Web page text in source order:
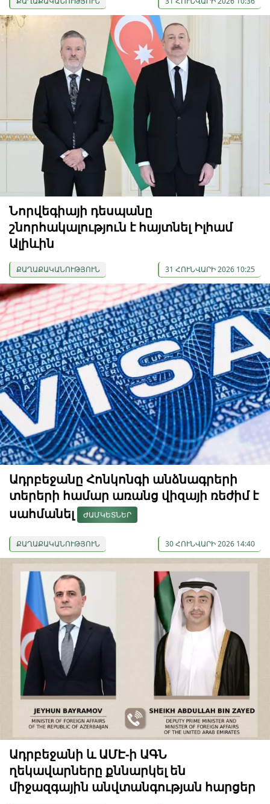
Նորվեգիայի դեսպանը
շնորհակալություն է հայտնել Իլհամ
Ալիևին
ՔԱՂԱՔԱԿԱՆՈՒԹՅՈՒՆ 31 ՀՈՒՆՎԱՐԻ 2026 10:25
Ադրբեջանը Հոնկոնգի անձնագրերի
տերերի համար առանց վիզայի ռեժիմ է
սահմանել
ԺԱՄԿԵՏՆԵՐ
ՔԱՂԱՔԱԿԱՆՈՒԹՅՈՒՆ 30 ՀՈՒՆՎԱՐԻ 2026 14:40
Ադրբեջանի և ԱՄԷ-ի ԱԳՆ
ղեկավարները քննարկել են
միջազգային անվտանգության հարցեր